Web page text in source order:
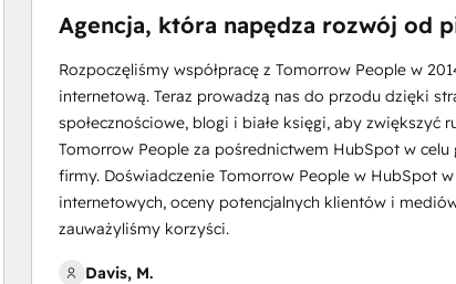
Agencja, która napędza rozwój od
Rozpoczęliśmy współpracę z Tomorrow People w
internetową. Teraz prowadzą nas do przodu dzięki
społecznościowe, blogi i białe księgi, aby zwiększyć
Tomorrow People za pośrednictwem HubSpot w
firmy. Doświadczenie Tomorrow People w HubSpot
internetowych, oceny potencjalnych klientów i
zauważyliśmy korzyści.
Davis, M.